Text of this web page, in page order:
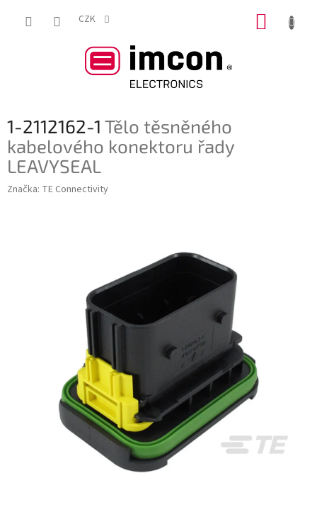
CZK
1-2112162-1 Tělo těsněného
kabelového konektoru řady
LEAVYSEAL
Značka: TE Connectivity